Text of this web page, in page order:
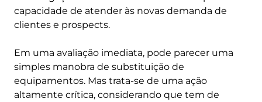
capacidade de atender às novas demanda de
clientes e prospects.
Em uma avaliação imediata, pode parecer uma
simples manobra de substituição de
equipamentos. Mas trata-se de uma ação
altamente crítica, considerando que tem de